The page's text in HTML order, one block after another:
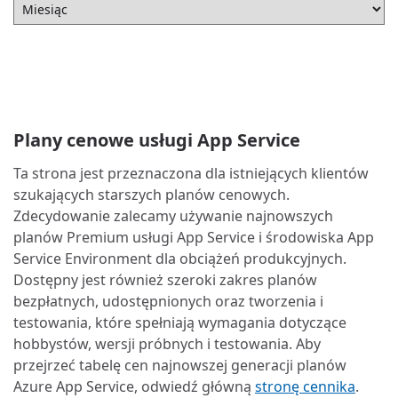
Plany cenowe usługi App Service
Ta strona jest przeznaczona dla istniejących klientów
szukających starszych planów cenowych.
Zdecydowanie zalecamy używanie najnowszych
planów Premium usługi App Service i środowiska App
Service Environment dla obciążeń produkcyjnych.
Dostępny jest również szeroki zakres planów
bezpłatnych, udostępnionych oraz tworzenia i
testowania, które spełniają wymagania dotyczące
hobbystów, wersji próbnych i testowania. Aby
przejrzeć tabelę cen najnowszej generacji planów
Azure App Service, odwiedź główną stronę cennika.